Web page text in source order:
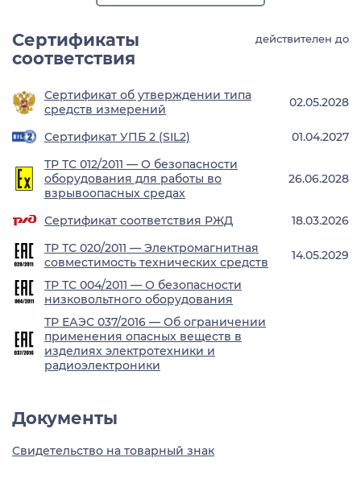
Сертификаты
соответствия
действителен до
Сертификат об утверждении типа
средств измерений
02.05.2028
Сертификат УПБ 2 (SIL2)
01.04.2027
ТР ТС 012/2011 — О безопасности
оборудования для работы во
взрывоопасных средах
26.06.2028
Сертификат соответствия РЖД
18.03.2026
ТР ТС 020/2011 — Электромагнитная
совместимость технических средств
14.05.2029
ТР ТС 004/2011 — О безопасности
низковольтного оборудования
ТР ЕАЭС 037/2016 — Об ограничении
применения опасных веществ в
изделиях электротехники и
радиоэлектроники
Документы
Свидетельство на товарный знак